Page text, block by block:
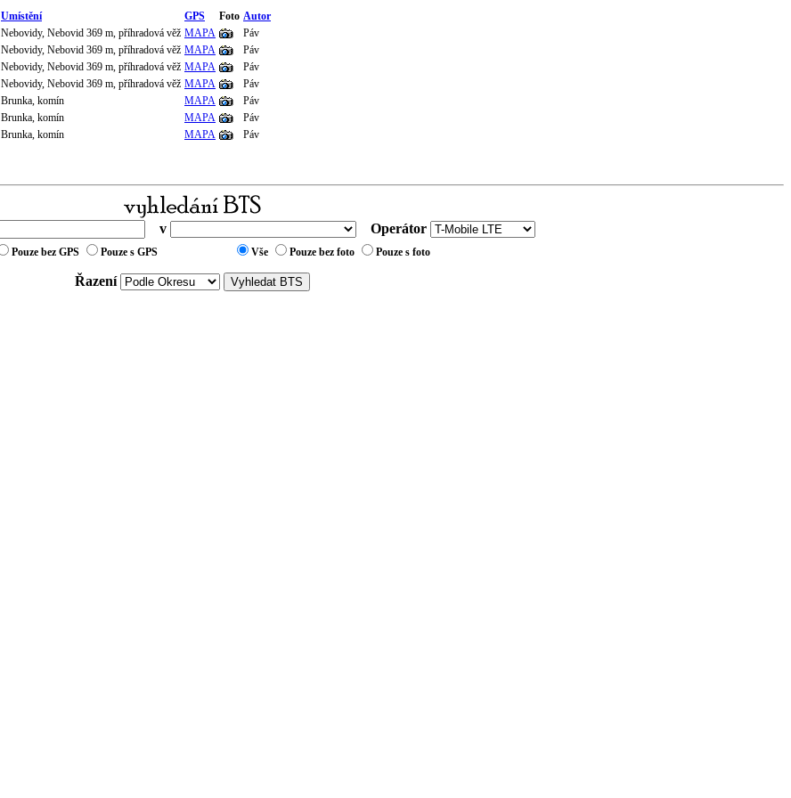
Umístění GPS Foto Autor
Nebovidy, Nebovid 369 m, příhradová věž MAPA
Páv
Nebovidy, Nebovid 369 m, příhradová věž MAPA
Páv
Nebovidy, Nebovid 369 m, příhradová věž MAPA
Páv
Nebovidy, Nebovid 369 m, příhradová věž MAPA
Páv
Brunka, komín MAPA
Páv
Brunka, komín MAPA
Páv
Brunka, komín MAPA Páv
v Operátor
Pouze bez GPS Pouze s GPS Vše Pouze bez foto Pouze s foto
Řazení